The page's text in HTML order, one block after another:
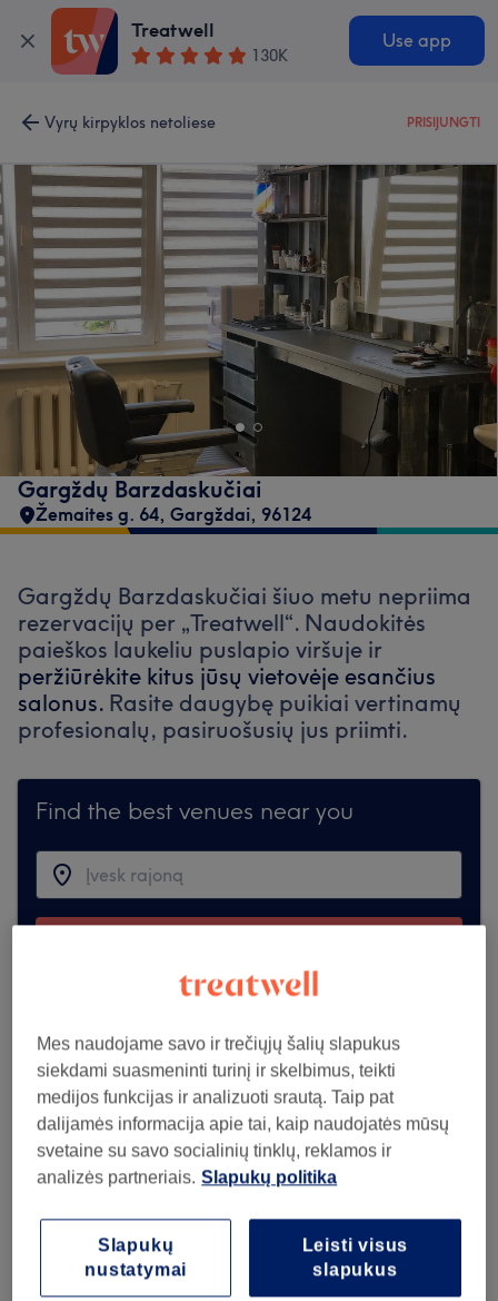
Treatwell
130K
Use app
Vyrų kirpyklos netoliese PRISIJUNGTI
Gargždų Barzdaskučiai
Žemaites g. 64, Gargždai, 96124
Gargždų Barzdaskučiai šiuo metu nepriima
rezervacijų per „Treatwell“. Naudokitės
paieškos laukeliu puslapio viršuje ir
peržiūrėkite kitus jūsų vietovėje esančius
salonus. Rasite daugybę puikiai vertinamų
profesionalų, pasiruošusių jus priimti.
Find the best venues near you
Browse more venues
Mes naudojame savo ir trečiųjų šalių slapukus
siekdami suasmeninti turinį ir skelbimus, teikti
medijos funkcijas ir analizuoti srautą. Taip pat
dalijamės informacija apie tai, kaip naudojatės mūsų
svetaine su savo socialinių tinklų, reklamos ir
analizės partneriais. Slapukų politika
Leisti visus
slapukus
Slapukų
nustatymai